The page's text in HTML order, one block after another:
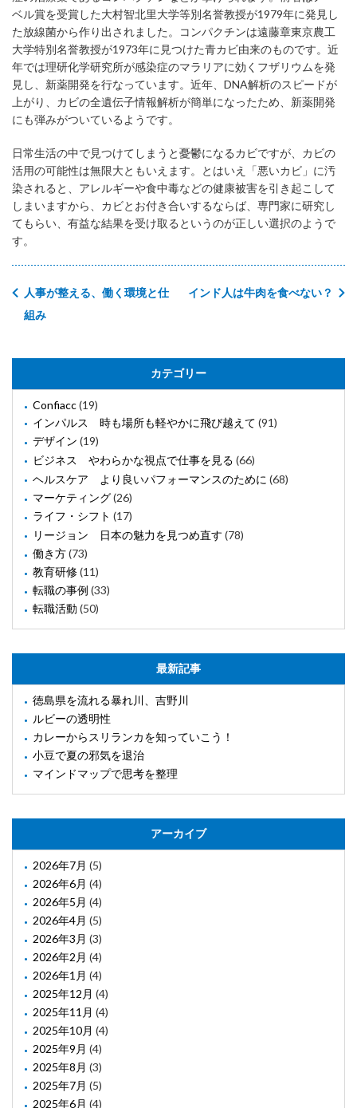
ベル賞を受賞した大村智北里大学等別名誉教授が1979年に発見し
た放線菌から作り出されました。コンパクチンは遠藤章東京農工
大学特別名誉教授が1973年に見つけた青カビ由来のものです。近
年では理研化学研究所が感染症のマラリアに効くフザリウムを発
見し、新薬開発を行なっています。近年、DNA解析のスピードが
上がり、カビの全遺伝子情報解析が簡単になったため、新薬開発
にも弾みがついているようです。
日常生活の中で見つけてしまうと憂鬱になるカビですが、カビの
活用の可能性は無限大ともいえます。とはいえ「悪いカビ」に汚
染されると、アレルギーや食中毒などの健康被害を引き起こして
しまいますから、カビとお付き合いするならば、専門家に研究し
てもらい、有益な結果を受け取るというのが正しい選択のようで
す。
インド人は牛肉を食べない？
人事が整える、働く環境と仕
組み
カテゴリー
Confiacc(19)
インパルス 時も場所も軽やかに飛び越えて (91)
デザイン (19)
ビジネス やわらかな視点で仕事を見る (66)
ヘルスケア より良いパフォーマンスのために (68)
マーケティング(26)
ライフ・シフト (17)
リージョン 日本の魅力を見つめ直す (78)
働き方(73)
教育研修(11)
転職の事例 (33)
転職活動 (50)
最新記事
徳島県を流れる暴れ川、吉野川
ルビーの透明性
カレーからスリランカを知っていこう！
小豆で夏の邪気を退治
マインドマップで思考を整理
アーカイブ
2026年7月 (5)
2026年6月 (4)
2026年5月 (4)
2026年4月 (5)
2026年3月 (3)
2026年2月 (4)
2026年1月 (4)
2025年12月 (4)
2025年11月 (4)
2025年10月 (4)
2025年9月 (4)
2025年8月 (3)
2025年7月 (5)
2025年6月 (4)